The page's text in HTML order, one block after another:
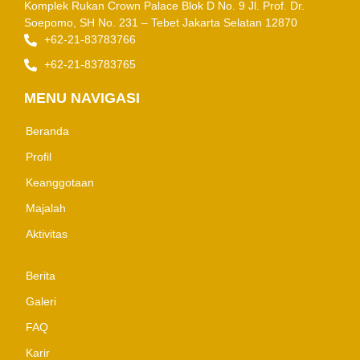
Komplek Rukan Crown Palace Blok D No. 9 Jl. Prof. Dr.
Soepomo, SH No. 231 – Tebet Jakarta Selatan 12870
+62-21-83783766
+62-21-83783765
MENU NAVIGASI
Beranda
Profil
Keanggotaan
Majalah
Aktivitas
Berita
Galeri
FAQ
Karir